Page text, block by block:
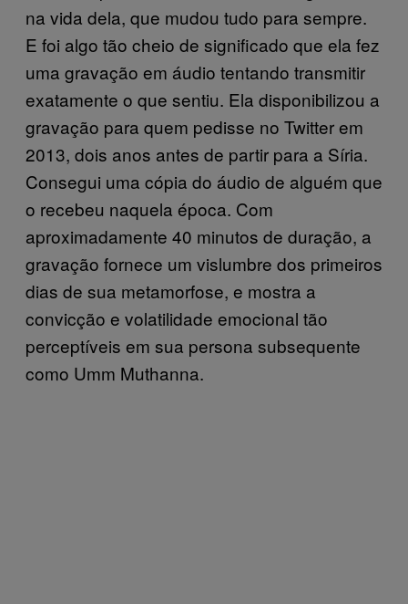
na vida dela, que mudou tudo para sempre.
E foi algo tão cheio de significado que ela fez
uma gravação em áudio tentando transmitir
exatamente o que sentiu. Ela disponibilizou a
gravação para quem pedisse no Twitter em
2013, dois anos antes de partir para a Síria.
Consegui uma cópia do áudio de alguém que
o recebeu naquela época. Com
aproximadamente 40 minutos de duração, a
gravação fornece um vislumbre dos primeiros
dias de sua metamorfose, e mostra a
convicção e volatilidade emocional tão
perceptíveis em sua persona subsequente
como Umm Muthanna.